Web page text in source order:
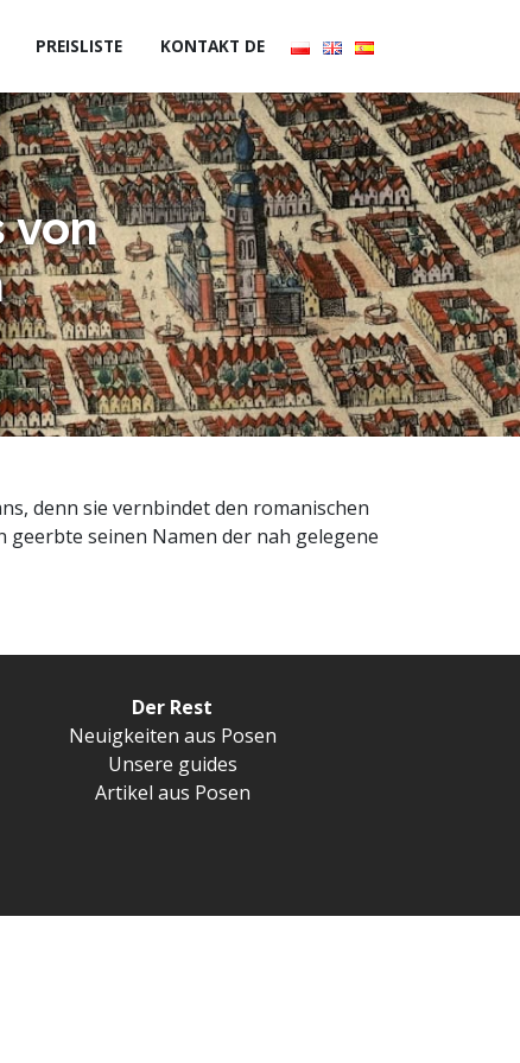
PREISLISTE KONTAKT DE
von
denn sie vernbindet den romanischen
seinen Namen der nah gelegene
Der Rest
Neuigkeiten aus Posen
Unsere guides
Artikel aus Posen